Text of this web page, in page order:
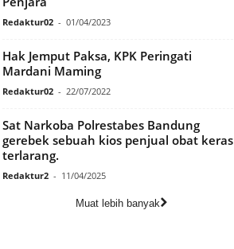
Redaktur02 - 01/04/2023
Hak Jemput Paksa, KPK Peringati
Mardani Maming
Redaktur02 - 22/07/2022
Sat Narkoba Polrestabes Bandung
gerebek sebuah kios penjual obat keras
terlarang.
Redaktur2 - 11/04/2025
Muat lebih banyak